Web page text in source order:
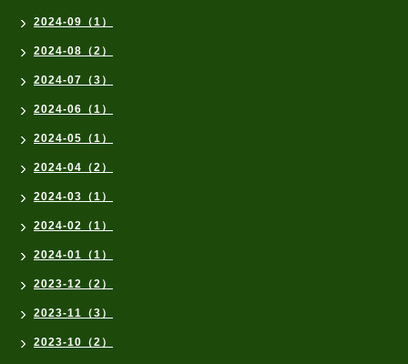
2024-09（1）
2024-08（2）
2024-07（3）
2024-06（1）
2024-05（1）
2024-04（2）
2024-03（1）
2024-02（1）
2024-01（1）
2023-12（2）
2023-11（3）
2023-10（2）